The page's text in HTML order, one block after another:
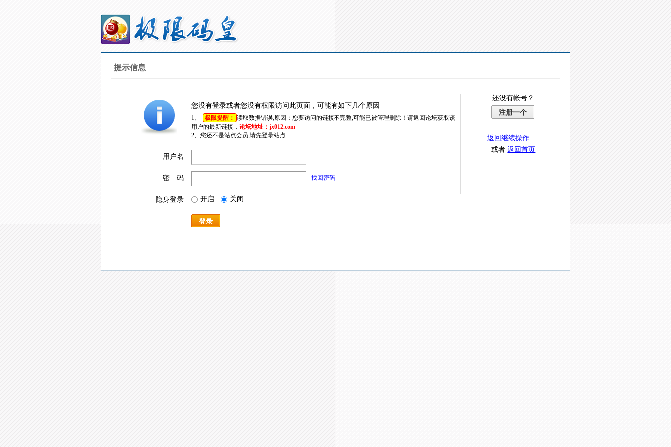
提示信息
您没有登录或者您没有权限访问此页面，可能有如下几个原因
1、 极限提醒： 读取数据错误,原因：您要访问的链接不完整,可能已被管理删除！请返回论坛获取该
用户的最新链接， 论坛地址：jx012.com
2、您还不是站点会员,请先登录站点
用户名
密 码 找回密码
隐身登录 开启 关闭
登录
还没有帐号？
注册一个
返回继续操作
或者返回首页